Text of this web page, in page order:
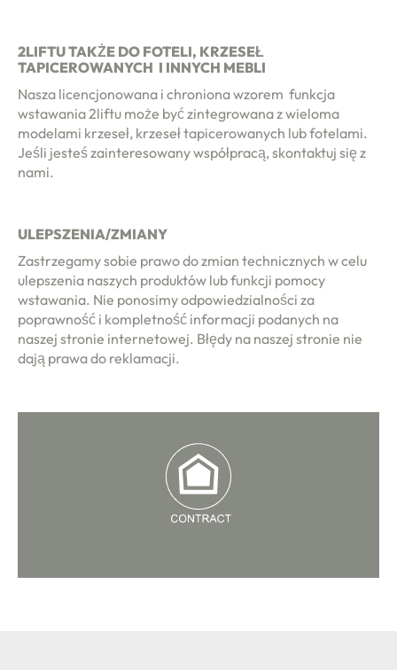
2LIFTU TAKŻE DO FOTELI, KRZESEŁ
TAPICEROWANYCH I INNYCH MEBLI
Nasza licencjonowana i chroniona wzorem funkcja
wstawania 2liftu może być zintegrowana z wieloma
modelami krzeseł, krzeseł tapicerowanych lub fotelami.
Jeśli jesteś zainteresowany współpracą, skontaktuj się z
nami.
ULEPSZENIA/ZMIANY
Zastrzegamy sobie prawo do zmian technicznych w celu
ulepszenia naszych produktów lub funkcji pomocy
wstawania. Nie ponosimy odpowiedzialności za
poprawność i kompletność informacji podanych na
naszej stronie internetowej. Błędy na naszej stronie nie
dają prawa do reklamacji.